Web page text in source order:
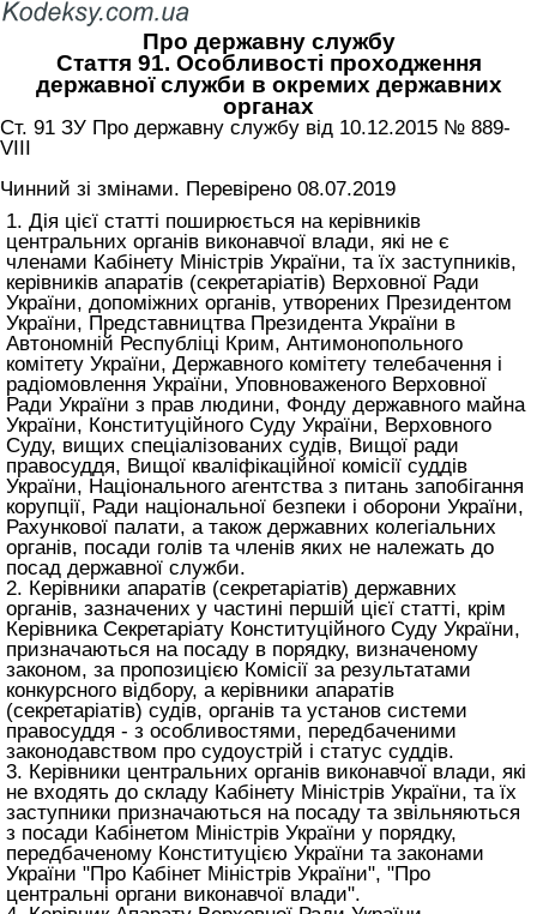
Про державну службу
Стаття 91. Особливості проходження
державної служби в окремих державних
органах
Ст. 91 ЗУ Про державну службу від 10.12.2015 № 889-
VIII
Чинний зі змінами. Перевірено 08.07.2019
1. Дія цієї статті поширюється на керівників
центральних органів виконавчої влади, які не є
членами Кабінету Міністрів України, та їх заступників,
керівників апаратів (секретаріатів) Верховної Ради
України, допоміжних органів, утворених Президентом
України, Представництва Президента України в
Автономній Республіці Крим, Антимонопольного
комітету України, Державного комітету телебачення і
радіомовлення України, Уповноваженого Верховної
Ради України з прав людини, Фонду державного майна
України, Конституційного Суду України, Верховного
Суду, вищих спеціалізованих судів, Вищої ради
правосуддя, Вищої кваліфікаційної комісії суддів
України, Національного агентства з питань запобігання
корупції, Ради національної безпеки і оборони України,
Рахункової палати, а також державних колегіальних
органів, посади голів та членів яких не належать до
посад державної служби.
2. Керівники апаратів (секретаріатів) державних
органів, зазначених у частині першій цієї статті, крім
Керівника Секретаріату Конституційного Суду України,
призначаються на посаду в порядку, визначеному
законом, за пропозицією Комісії за результатами
конкурсного відбору, а керівники апаратів
(секретаріатів) судів, органів та установ системи
правосуддя - з особливостями, передбаченими
законодавством про судоустрій і статус суддів.
3. Керівники центральних органів виконавчої влади, які
не входять до складу Кабінету Міністрів України, та їх
заступники призначаються на посаду та звільняються
з посади Кабінетом Міністрів України у порядку,
передбаченому Конституцією України та законами
України "Про Кабінет Міністрів України", "Про
центральні органи виконавчої влади".